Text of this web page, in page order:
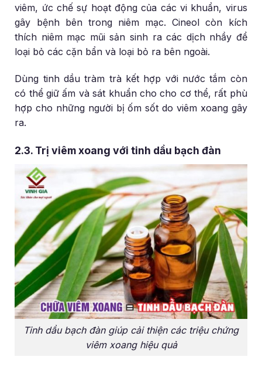
viêm, ức chế sự hoạt động của các vi khuẩn, virus
gây bệnh bên trong niêm mạc. Cineol còn kích
thích niêm mạc mũi sản sinh ra các dịch nhầy để
loại bỏ các cặn bẩn và loại bỏ ra bên ngoài.
Dùng tinh dầu tràm trà kết hợp với nước tắm còn
có thể giữ ấm và sát khuẩn cho cho cơ thể, rất phù
hợp cho những người bị ốm sốt do viêm xoang gây
ra.
2.3. Trị viêm xoang với tinh dầu bạch đàn
Tinh dầu bạch đàn giúp cải thiện các triệu chứng
viêm xoang hiệu quả